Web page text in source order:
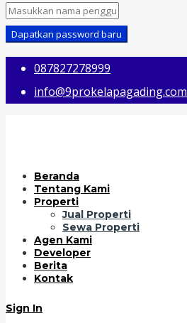
Dapatkan password baru
087827278999
info@9prokelapagading.com
Beranda
Tentang Kami
Properti
Jual Properti
Sewa Properti
Agen Kami
Developer
Berita
Kontak
Sign In